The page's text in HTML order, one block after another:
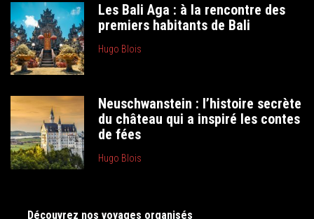
Les Bali Aga : à la rencontre des
premiers habitants de Bali
Hugo Blois
Neuschwanstein : l’histoire secrète
du château qui a inspiré les contes
de fées
Hugo Blois
Découvrez nos voyages organisés